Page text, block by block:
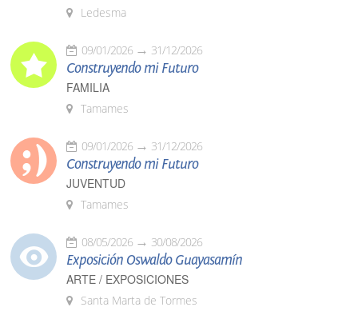
Ledesma
09/01/2026 31/12/2026
Construyendo mi Futuro
FAMILIA
Tamames
09/01/2026 31/12/2026
Construyendo mi Futuro
JUVENTUD
Tamames
08/05/2026 30/08/2026
Exposición Oswaldo Guayasamín
ARTE / EXPOSICIONES
Santa Marta de Tormes